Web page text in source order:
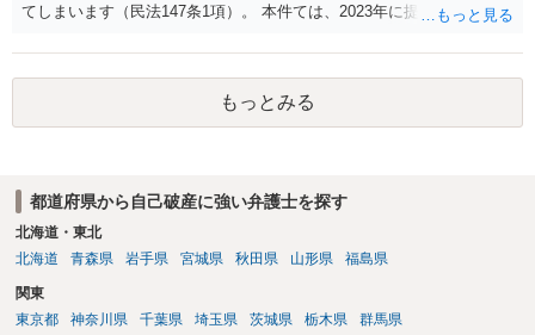
てしまいます（民法147条1項）。 本件ては、2023年に提訴された債権
権者については取下げ日から6か月以内に再提訴しなければやはり時効
は更新しないことになります。ただし、消滅時効の起算点は、不払い
日ではなく期限の利益喪失日（通常は所定の分割の支払期日から1～2
か月程度経過しても支払いがなければ一括返済可能という契約になっ
もっとみる
都道府県から自己破産に強い弁護士を探す
北海道・東北
北海道
青森県 岩手県 宮城県 秋田県 山形県 福島県
関東
東京都
神奈川県 千葉県 埼玉県 茨城県 栃木県 群馬県